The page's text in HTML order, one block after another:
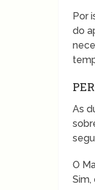
Por
do
As
O
Sim,